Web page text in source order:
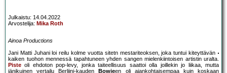
Julkaistu: 14.04.2022
Arvostelija: Mika Roth
Ainoa Productions
Jani Matti Juhani loi reilu kolme vuotta sitetn mestariteoksen, joka tuntui kiteyttävän
kaiken tuohon mennessä tapahtuneen yhden sangen mielenkiintoisen artistin uralta.
Piste oli ehdoton pop-levy, jonka taiteellisuus saattoi olla joillekin jo liikaa, mutta
iänikuinen vertailu Berliini-kauden
Bowieen oli ajankohtaisempaa kuin koskaan